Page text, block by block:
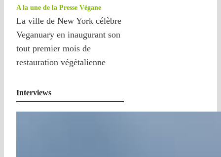
A la une de la Presse Végane
La ville de New York célèbre
Veganuary en inaugurant son
tout premier mois de
restauration végétalienne
Interviews